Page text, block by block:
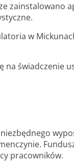
zainstalowano
w
na świadczenie
pracowników.